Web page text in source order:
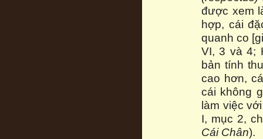
được xem
hợp, cái
quanh co
VI, 3 và 4;
bản tính
cao hơn,
cái không
làm việc
I, mục 2,
Cái Chân).